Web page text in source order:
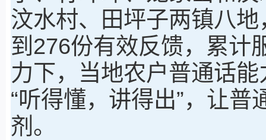
汶水村、田坪子两镇八
到276份有效反馈，累计
力下，当地农户普通话
“听得懂，讲得出”，让
剂。